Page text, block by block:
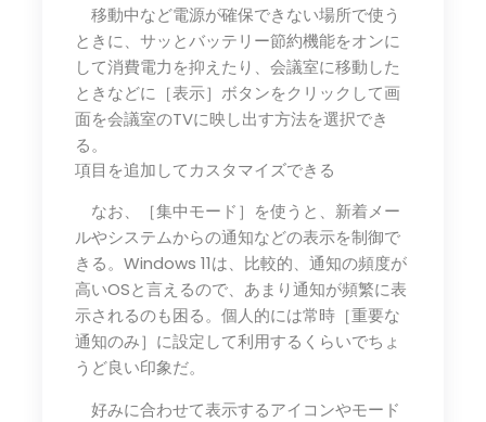
移動中など電源が確保できない場所で使う
ときに、サッとバッテリー節約機能をオンに
して消費電力を抑えたり、会議室に移動した
ときなどに［表示］ボタンをクリックして画
面を会議室のTVに映し出す方法を選択でき
る。
項目を追加してカスタマイズできる
なお、［集中モード］を使うと、新着メー
ルやシステムからの通知などの表示を制御で
きる。Windows 11は、比較的、通知の頻度が
高いOSと言えるので、あまり通知が頻繁に表
示されるのも困る。個人的には常時［重要な
通知のみ］に設定して利用するくらいでちょ
うど良い印象だ。
好みに合わせて表示するアイコンやモード